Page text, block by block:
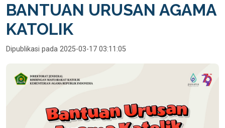
BANTUAN URUSAN AGAMA
KATOLIK
Dipublikasi pada 2025-03-17 03:11:05